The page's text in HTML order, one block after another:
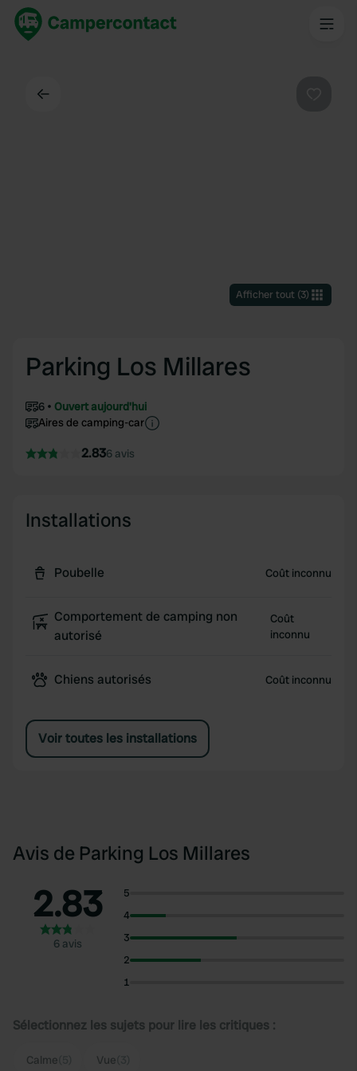
Afficher tout(3)
Parking Los Millares
6
Ouvert aujourd'hui
Aires de camping-car
2.836 avis
Installations
Poubelle Coût inconnu
Comportement de camping non
autorisé
Coût
inconnu
Chiens autorisés Coût inconnu
Voir toutes les installations
Avis de Parking Los Millares
2.83
6 avis
5
4
3
2
1
Sélectionnez les sujets pour lire les critiques :
Calme Vue